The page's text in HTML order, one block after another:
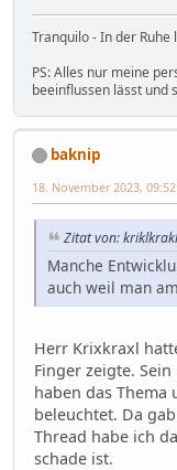
Tranquilo - In der Ruhe
PS: Alles nur meine
beeinflussen lässt und
baknip
18. November 2023,
Zitat von:
Manche
auch weil man
Herr Krixkraxl
Finger zeigte.
haben das Thema
beleuchtet. Da
Thread habe ich
schade ist.